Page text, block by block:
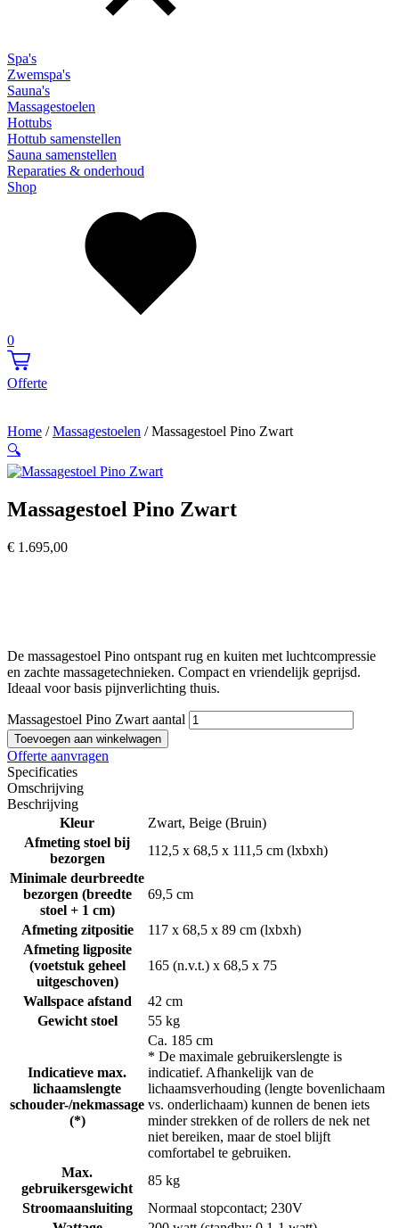
Spa's
Zwemspa's
Sauna's
Massagestoelen
Hottubs
Hottub samenstellen
Sauna samenstellen
Reparaties & onderhoud
Shop
0
Offerte
Home /Massagestoelen / Massagestoel Pino Zwart
🔍
Massagestoel Pino Zwart
€ 1.695,00
De massagestoel Pino ontspant rug en kuiten met luchtcompressie
en zachte massage­technieken. Compact en vriendelijk geprijsd.
Ideaal voor basis pijnverlichting thuis.
Massagestoel Pino Zwart aantal
Toevoegen aan winkelwagen
Offerte aanvragen
Specificaties
Omschrijving
Beschrijving
Kleur
Zwart, Beige (Bruin)
Afmeting stoel bij
bezorgen
112,5 x 68,5 x 111,5 cm (lxbxh)
Minimale deurbreedte
bezorgen (breedte
stoel + 1 cm)
69,5 cm
Afmeting zitpositie
117 x 68,5 x 89 cm (lxbxh)
Afmeting ligposite
(voetstuk geheel
uitgeschoven)
165 (n.v.t.) x 68,5 x 75
Wallspace afstand
42 cm
Gewicht stoel
55 kg
Indicatieve max.
lichaamslengte
schouder-/nekmassage
(*)
Ca. 185 cm
* De maximale gebruikerslengte is
indicatief. Afhankelijk van de
lichaamsverhouding (lengte bovenlichaam
vs. onderlichaam) kunnen de benen iets
minder strekken of de rollers de nek net
niet bereiken, maar de stoel blijft
comfortabel te gebruiken.
Max.
gebruikersgewicht
85 kg
Stroomaansluiting
Normaal stopcontact; 230V